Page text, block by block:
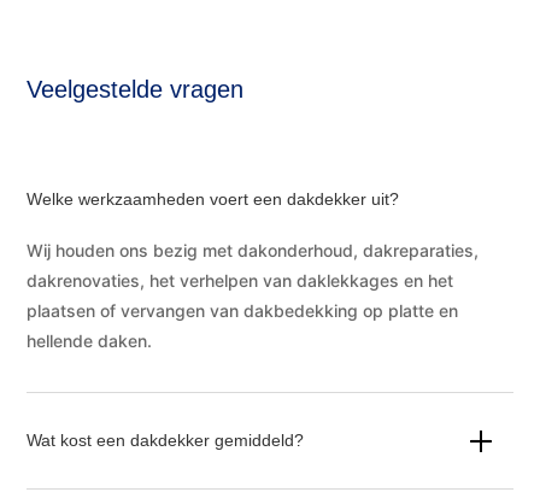
Veelgestelde vragen
Welke werkzaamheden voert een dakdekker uit?
Wij houden ons bezig met dakonderhoud, dakreparaties,
dakrenovaties, het verhelpen van daklekkages en het
plaatsen of vervangen van dakbedekking op platte en
hellende daken.
Wat kost een dakdekker gemiddeld?